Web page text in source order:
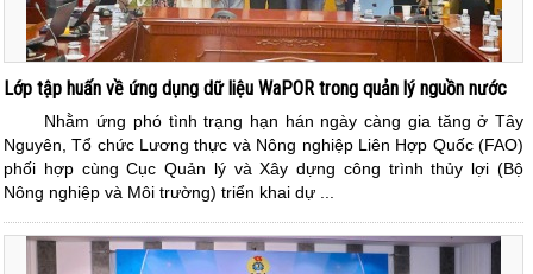
Lớp tập huấn về ứng dụng dữ liệu WaPOR trong quản lý nguồn nước
Nhằm ứng phó tình trạng hạn hán ngày càng gia tăng ở Tây
Nguyên, Tổ chức Lương thực và Nông nghiệp Liên Hợp Quốc (FAO)
phối hợp cùng Cục Quản lý và Xây dựng công trình thủy lợi (Bộ
Nông nghiệp và Môi trường) triển khai dự ...